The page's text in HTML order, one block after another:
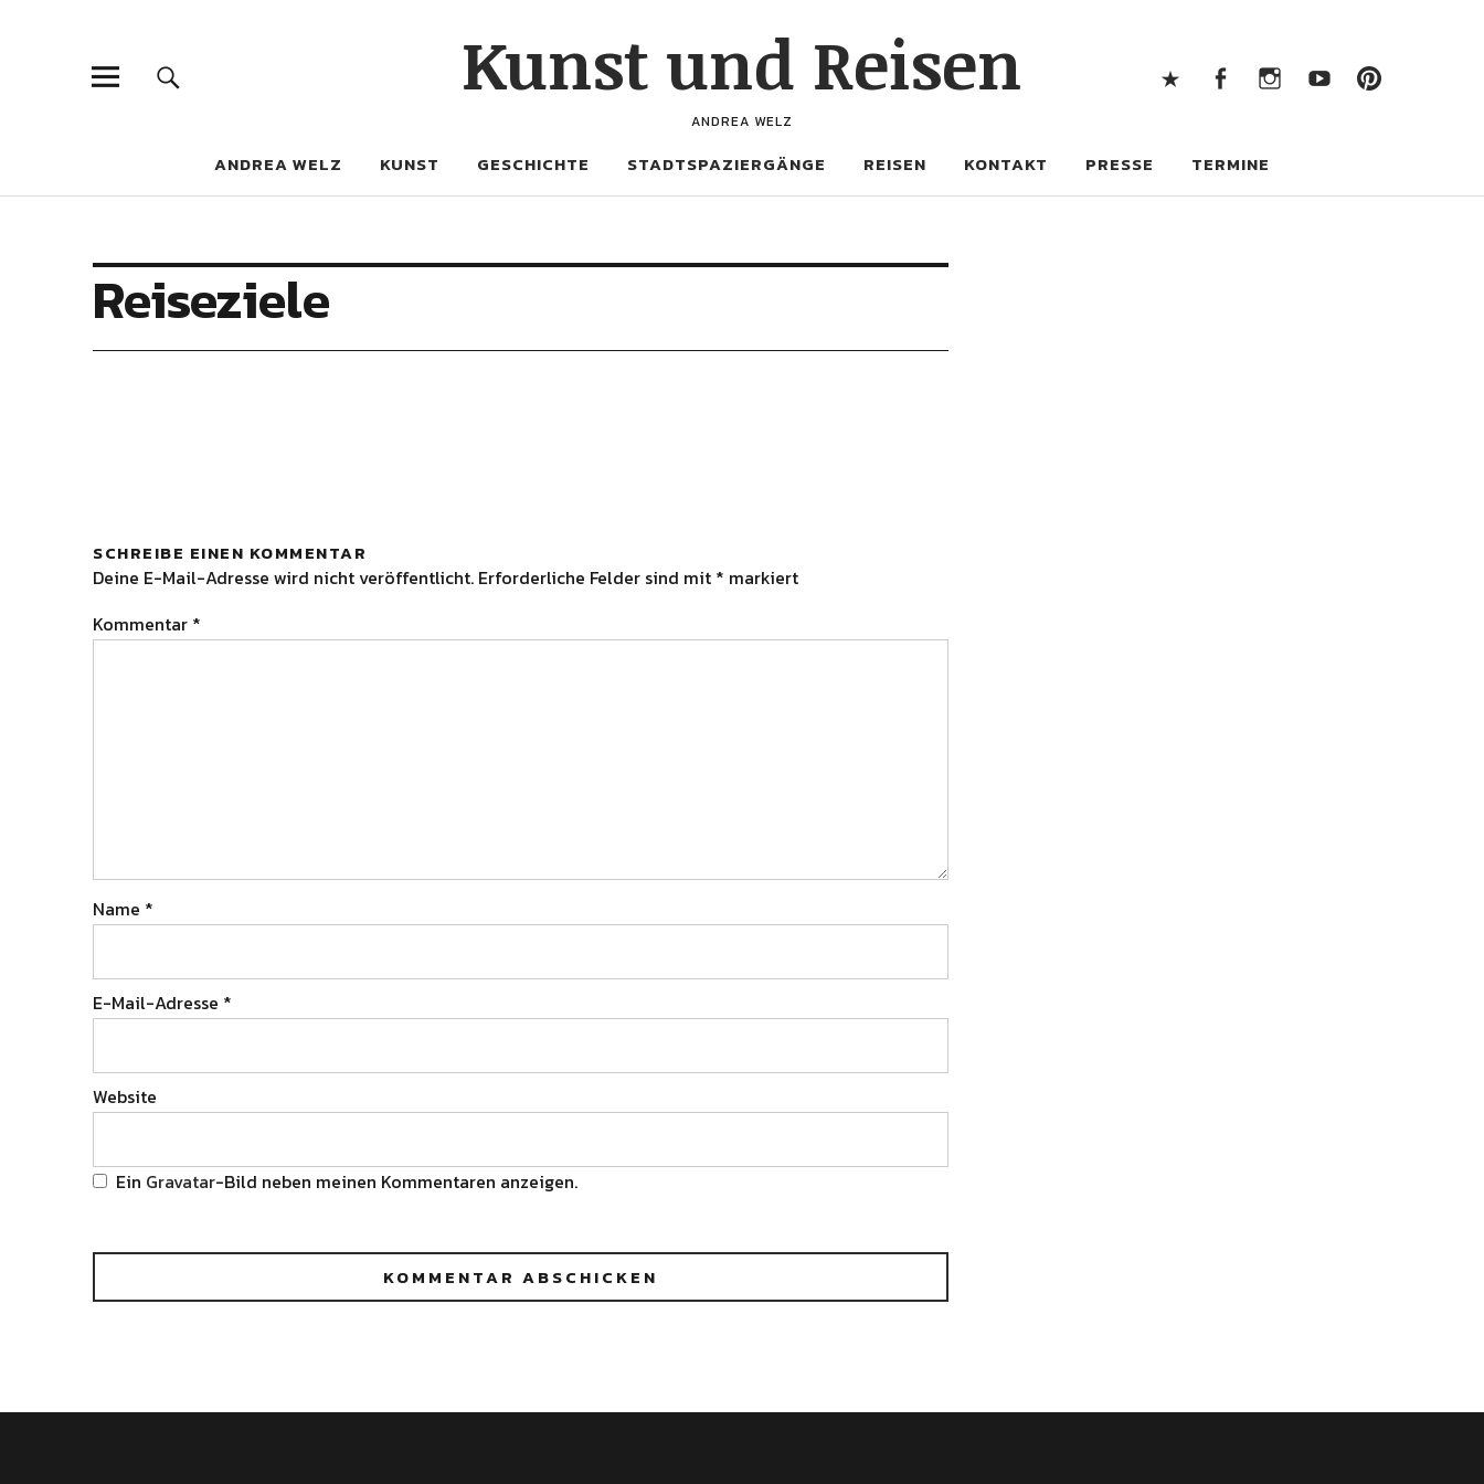
Kunst und Reisen
ANDREA WELZ
ANDREA WELZ KUNST GESCHICHTE STADTSPAZIERGÄNGE REISEN KONTAKT PRESSE TERMINE
Reiseziele
SCHREIBE EINEN KOMMENTAR
Deine E-Mail-Adresse wird nicht veröffentlicht. Erforderliche Felder sind mit * markiert
Kommentar *
Name *
E-Mail-Adresse *
Website
Ein Gravatar-Bild neben meinen Kommentaren anzeigen.